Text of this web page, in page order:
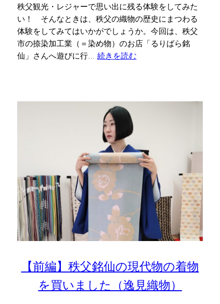
秩父観光・レジャーで思い出に残る体験をしてみた
い！ そんなときは、秩父の織物の歴史にまつわる
体験をしてみてはいかがでしょうか。今回は、秩父
市の捺染加工業（＝染め物）のお店「るりばら銘
仙」さんへ遊びに行… 続きを読む
【前編】秩父銘仙の現代物の着物
を買いました（逸見織物）